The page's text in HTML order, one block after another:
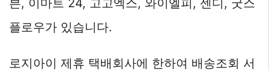
플로우가 있습니다.
로지아이 제휴 택배회사에 한하여 배송조회 서